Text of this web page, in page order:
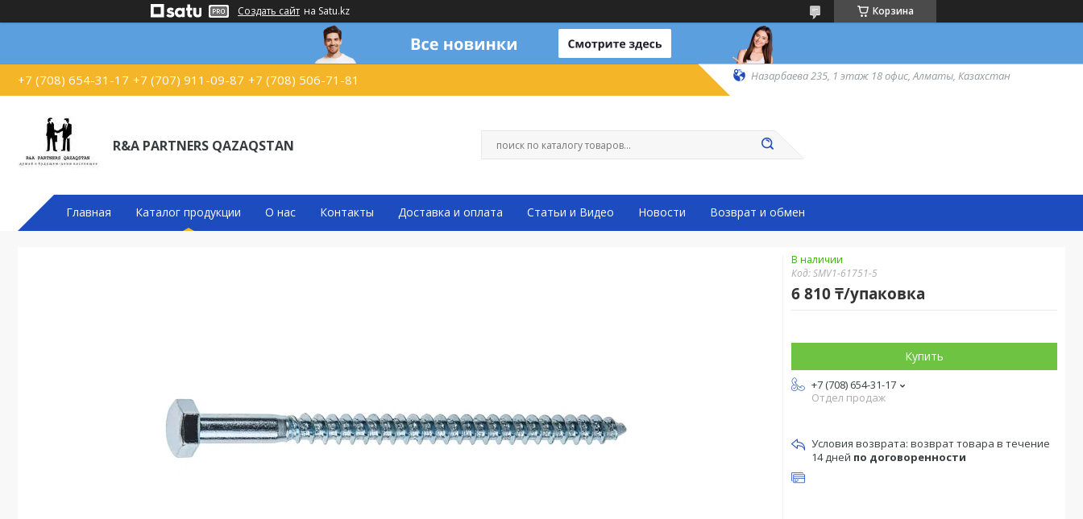
Создать сайт на Satu.kz Корзина
+7 (708) 654-31-17 +7 (707) 911-09-87 +7 (708) 506-71-81 Назарбаева 235, 1 этаж 18 офис, Алматы, Казахстан
R&A PARTNERS QAZAQSTAN
Главная Каталог продукции О нас Контакты Доставка и оплата Статьи и Видео Новости Возврат и обмен
В наличии
Код:SMV1-61751-5
6 810 ₸/упаковка
Купить
+7 (708) 654-31-17
Отдел продаж
возврат товара в течение
14 дней по договоренности